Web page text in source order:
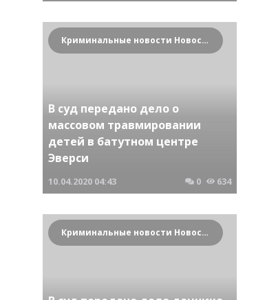
Криминальные новости Новосибирска и Сибирского региона
В суд передано дело о
массовом травмировании
детей в батутном центре
Эверси
10.04.2020 04:43 0 634
Криминальные новости Новосибирска и Сибирского региона